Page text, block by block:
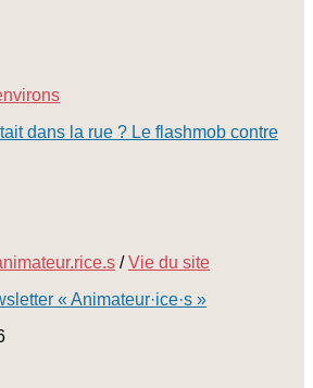
dans la rue ? Le flashmob contre
/Vie du site
« Animateur·ice·s »